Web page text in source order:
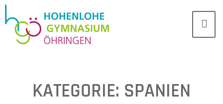
KATEGORIE: SPANIEN